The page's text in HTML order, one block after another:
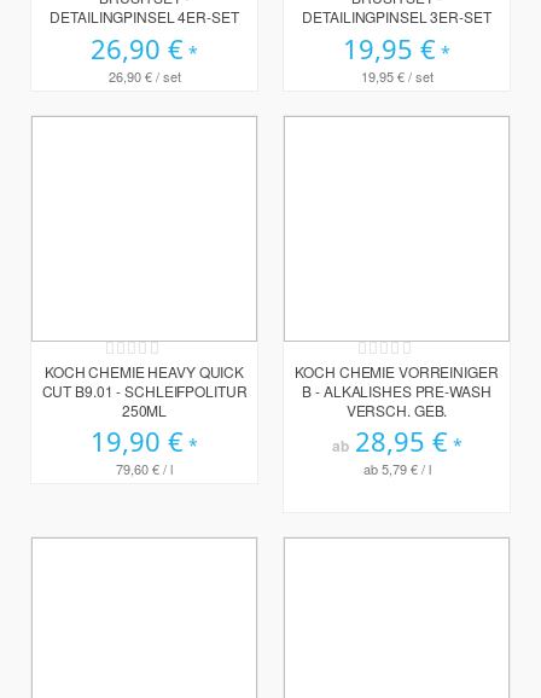
DETAILINGPINSEL 4ER-SET
26,90 €
26,90 €/ set
DETAILINGPINSEL 3ER-SET
19,95 €
19,95 €/ set
Rating:
0%
KOCH CHEMIE HEAVY QUICK
CUT B9.01 - SCHLEIFPOLITUR
250ML
19,90 €
79,60 €/ l
Rating:
0%
KOCH CHEMIE VORREINIGER
B - ALKALISHES PRE-WASH
VERSCH. GEB.
ab 28,95 €
ab5,79 €/ l